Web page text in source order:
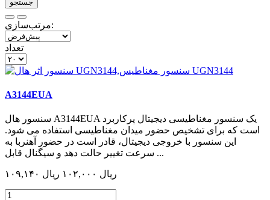
مرتب‌سازی:
تعداد
A3144EUA
سنسور هال A3144EUA یک سنسور مغناطیسی دیجیتال پرکاربرد
است که برای تشخیص حضور میدان مغناطیسی استفاده می شود.
این سنسور با خروجی دیجیتال، قادر است در حضور آهنربا به
سرعت تغییر حالت دهد و سیگنال قابل ...
۱۰۹,۱۴۰ ریال ۱۰۲,۰۰۰ ریال